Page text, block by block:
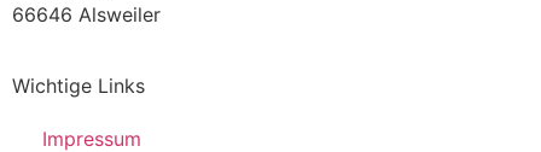
66646 Alsweiler
Wichtige Links
Impressum